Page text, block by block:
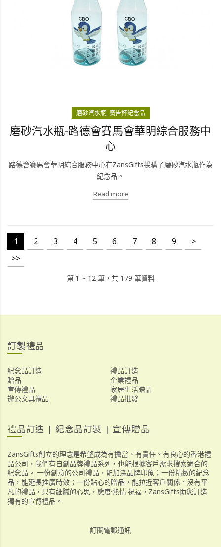
磨砂汽水瓶 廣告杯紀念品
磨砂汽水瓶-路德會賽馬會華明綜合服務中
心
路德會賽馬會華明綜合服務中心在ZansGifts採購了磨砂汽水瓶作為
紀念品。
Read more
1 2 3 4 5 6 7 8 9
>
>>
第 1 ~ 12 筆，共 179 筆資料
訂製禮品
紀念品訂造
禮品訂造
贈品
企業禮品
宣傳禮品
家居生活贈品
辦公文具禮品
禮品批發
禮品訂造 | 紀念品訂製 | 宣傳贈品
ZansGifts創立的理念是希望成為有擔當、有責任、有良心的香港禮
品公司，我們有自創品牌禮品系列，也能根據客戶需求搜索適合的
紀念品。 一份創意的公司禮品，能加深品牌印象；一份精緻的紀念
品，能延長推廣時效；一份貼心的贈品，能拉近客戶關係。沒有平
凡的禮品，只有細膩的心思，態度·熱情·祝福，ZansGifts助您訂造
獨有的宣傳禮品。
訂閱電郵通訊